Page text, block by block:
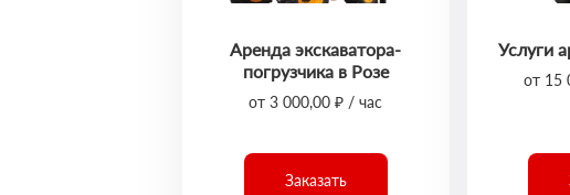
Аренда экскаватора-
погрузчика в Розе
от 3 000,00 ₽ / час
Заказать
Услуги
от 15